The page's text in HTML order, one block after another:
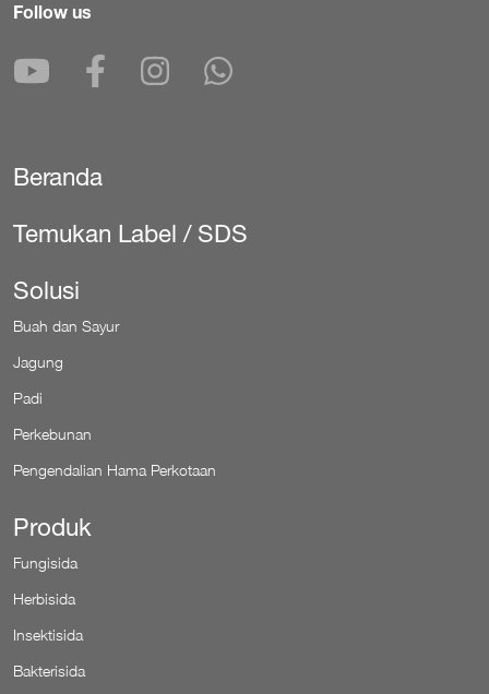
Follow us
Secondary
Beranda
Temukan Label / SDS
Solusi
Buah dan Sayur
Jagung
Padi
Perkebunan
Pengendalian Hama Perkotaan
Produk
Fungisida
Herbisida
Insektisida
Bakterisida